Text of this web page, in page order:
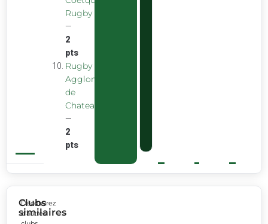
Rugby
—
2
pts
Rugby
Agglomeration
de
Chateaubourg
—
2
pts
Clubs
similaires
Découvrez
d’autres